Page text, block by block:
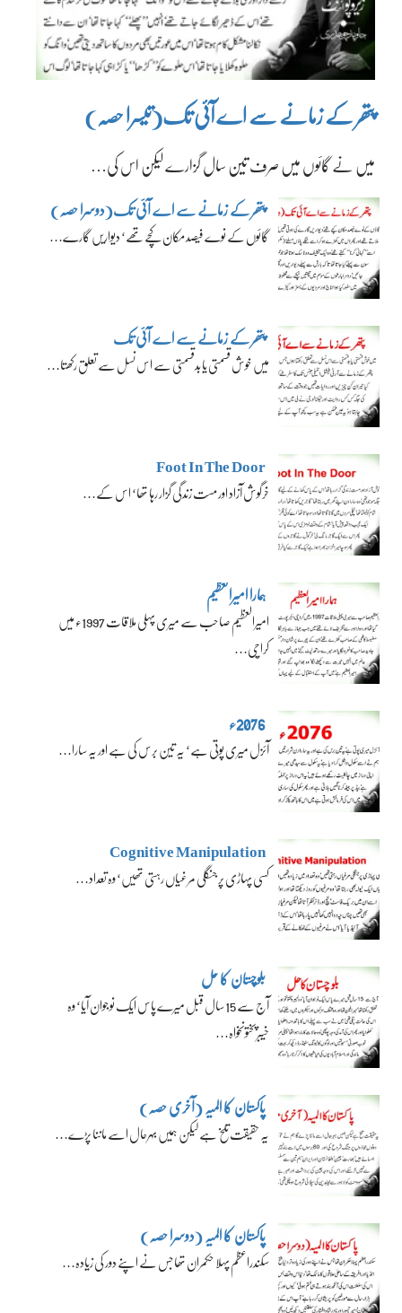
پتھر کے زمانے سے اے آئی تک(تیسرا حصہ)
میں نے گائوں میں صرف تین سال گزارے لیکن اس کی…
پتھر کے زمانے سے اے آئی تک(دوسرا حصہ)
گائوں کے نوے فیصد مکان کچے تھے‘ دیواریں گارے…
پتھر کے زمانے سے اے آئی تک
میں خوش قسمتی یا بدقسمتی سے اس نسل سے تعلق رکھتا…
Foot In The Door
خرگوش آزاد اور مست زندگی گزار رہا تھا‘ اس کے…
ہمارا امیرالعظیم
امیرالعظیم صاحب سے میری پہلی ملاقات 1997ء میں
کراچی…
2076ء
آئزل میری پوتی ہے‘ یہ تین برس کی ہے اور یہ سارا…
Cognitive Manipulation
کسی پہاڑی پر جنگلی مرغیاں رہتی تھیں‘ وہ تعداد…
بلوچستان کا حل
آج سے 15 سال قبل میرے پاس ایک نوجوان آیا‘ وہ
خیبرپختونخواہ…
پاکستان کا المیہ (آخری حصہ)
یہ حقیقت تلخ ہے لیکن ہمیں بہرحال اسے ماننا پڑے…
پاکستان کا المیہ (دوسرا حصہ)
سکندراعظم پہلا حکمران تھا جس نے اپنے دور کی زیادہ…